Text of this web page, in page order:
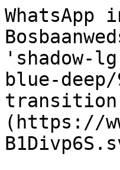
WhatsApp
blue-
(https://